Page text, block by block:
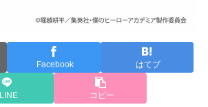
Facebook はてブ
LINE コピー